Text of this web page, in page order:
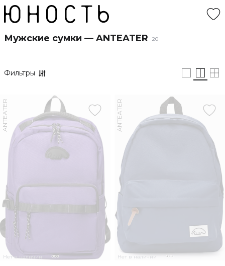
Мужские сумки — ANTEATER 20
Фильтры
Нет в наличии
ANTEATER
Нет в наличии
ANTEATER